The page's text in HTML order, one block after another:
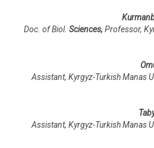
Doc. of Biol. Sciences, Professor,
Assistant, Kyrgyz-Turkish Manas
Assistant, Kyrgyz-Turkish Manas